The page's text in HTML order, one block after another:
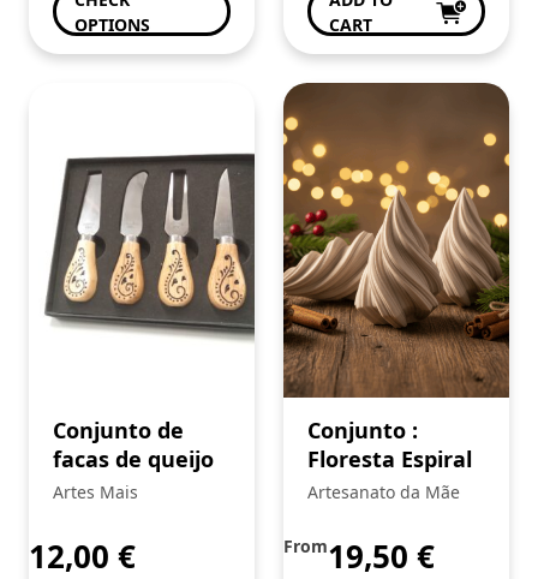
OPTIONS
CART
Conjunto de
facas de queijo
Artes Mais
12,00 €
Conjunto :
Floresta Espiral
Artesanato da Mãe
From19,50 €